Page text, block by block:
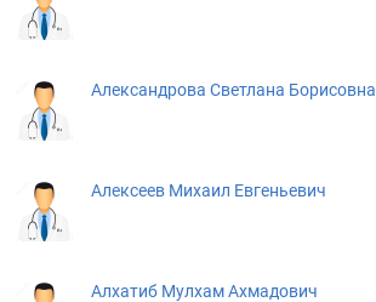
Александрова Светлана Борисовна
Алексеев Михаил Евгеньевич
Алхатиб Мулхам Ахмадович